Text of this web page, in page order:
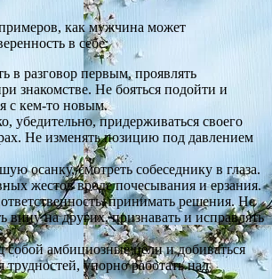
как мужчина может
в себе:
в разговор первым, проявлять
знакомстве. Не бояться подойти и
с кем-то новым.
убедительно, придерживаться своего
Не изменять позицию под давлением
осанку, смотреть собеседнику в глаза.
жестов вроде почесывания и ерзания.
ответственность, принимать решения. Не
вину на других, признавать и исправлять
собой амбициозные цели и добиваться
трудностей, упорно работать над